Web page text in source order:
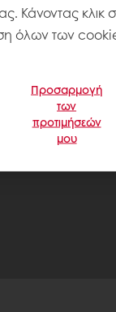
Κάνοντας κλικ
όλων των
Προσαρμογή
των
προτιμήσεών
μου